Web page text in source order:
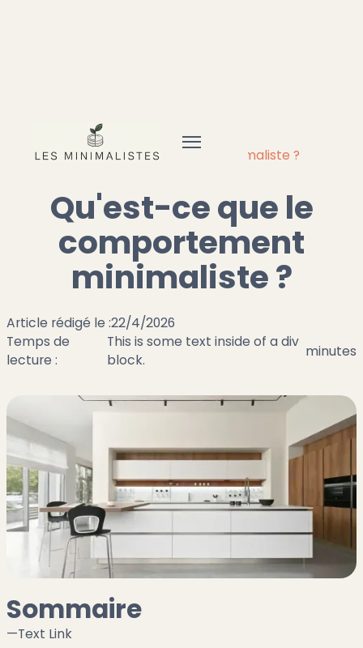
Minimalisme
Qu'est-ce que le comportement minimaliste ?
Qu'est-ce que le
comportement
minimaliste ?
Article rédigé le :22/4/2026
Temps de
lecture :
This is some text inside of a div
block.
minutes
Sommaire
—Text Link